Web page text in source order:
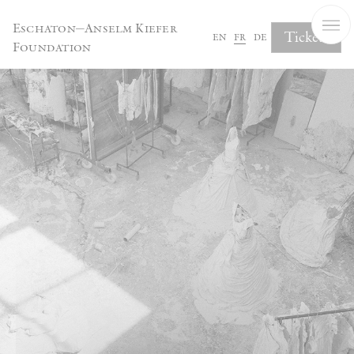
Eschaton—Anselm Kiefer
Foundation
en fr de Tickets